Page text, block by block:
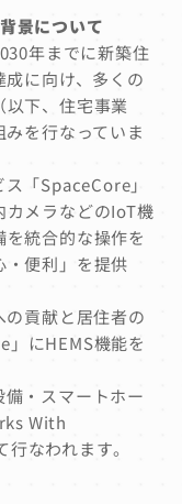
景について
年までに新築住
に向け、多くの
下、住宅事業
を行なっていま
「SpaceCore」
カメラなどのIoT機
統合的な操作を
・便利」を提供
貢献と居住者の
にHEMS機能を
・スマートホー
With
なわれます。